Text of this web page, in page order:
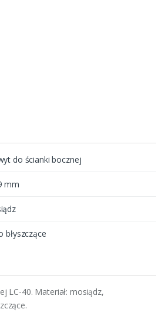
do ścianki bocznej
mm
błyszczące
LC-40. Materiał: mosiądz,